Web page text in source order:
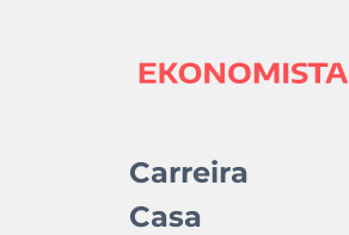
Carreira
Casa